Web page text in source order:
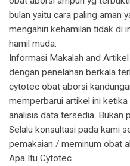
bulan yaitu cara paling aman
mengahiri kehamilan tidak di
hamil muda.
Informasi Makalah and
dengan penelahan berkala
cytotec obat aborsi
memperbarui artikel ini
analisis data tersedia. Bukan
Selalu konsultasi pada kami
pemakaian / meminum obat
Apa Itu Cytotec